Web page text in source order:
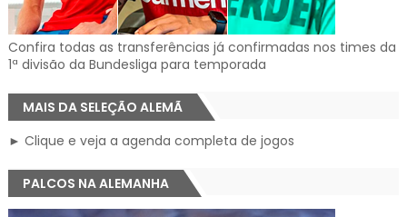
Confira todas as transferências já confirmadas nos times da
1ª divisão da Bundesliga para temporada
MAIS DA SELEÇÃO ALEMÃ
► Clique e veja a agenda completa de jogos
PALCOS NA ALEMANHA